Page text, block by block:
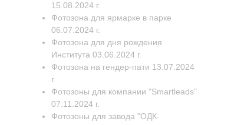
15.08.2024 г.
Фотозона для ярмарке в парке
06.07.2024 г.
Фотозона для дня рождения
Института 03.06.2024 г.
Фотозона на гендер-пати 13.07.2024
г.
Фотозоны для компании "Smartleads"
07.11.2024 г.
Фотозоны для завода "ОДК-